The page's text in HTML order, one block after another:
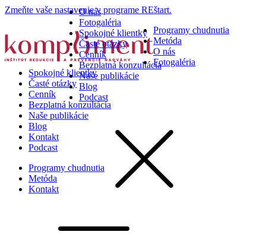
Zmeňte vaše nastavenie v programe REštart.
Programy chudnutia
Metóda
O nás
Fotogaléria
Spokojné klientky
Časté otázky
Cenník
Bezplatná konzultácia
Naše publikácie
Blog
Kontakt
Podcast
Programy chudnutia
Metóda
Kontakt
O nás
Fotogaléria
Spokojné klientky
Časté otázky
Cenník
Bezplatná konzultácia
Naše publikácie
Blog
Podcast